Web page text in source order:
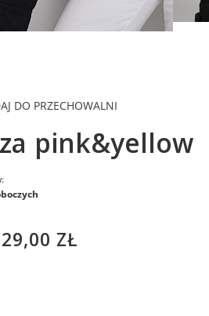
DO PRZECHOWALNI
pink&yellow
ZŁ